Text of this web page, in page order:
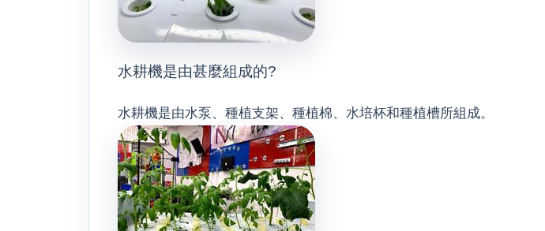
水耕機是由甚麼組成的?
水耕機是由水泵、種植支架、種植棉、水培杯和種植槽所組成。